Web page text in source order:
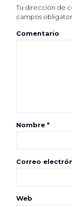
Tu dirección de
campos
Comentario
Nombre *
Correo
Web